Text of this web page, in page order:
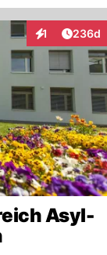
1
Interaktionen
236d
Asyl-